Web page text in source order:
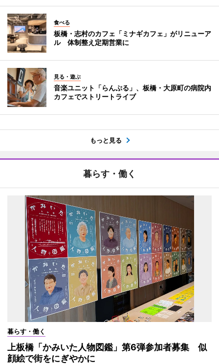
食べる
板橋・志村のカフェ「ミナギカフェ」がリニューア
ル 体制整え定期営業に
見る・遊ぶ
音楽ユニット「らんぷる」、板橋・大原町の病院内
カフェでストリートライブ
もっと見る
暮らす・働く
暮らす・働く
上板橋「かみいた人物図鑑」第6弾参加者募集 似
顔絵で街をにぎやかに